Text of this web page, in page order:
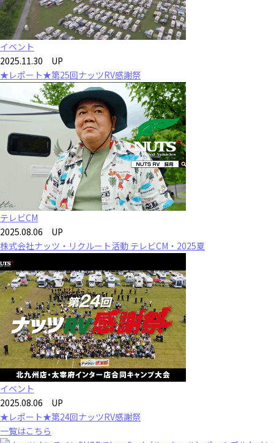
イベント
2025.11.30 UP
★レポート★第25回ナッツRV感謝祭
テレビCM
2025.08.06 UP
株式会社ナッツ・リクルート活動 テレビCM・2025夏
イベント
2025.08.06 UP
★レポート★第24回ナッツRV感謝祭
一覧はこちら